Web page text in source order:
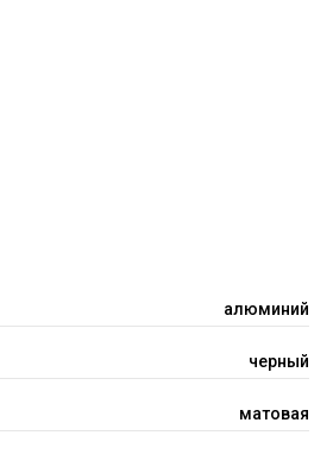
алюминий
черный
матовая